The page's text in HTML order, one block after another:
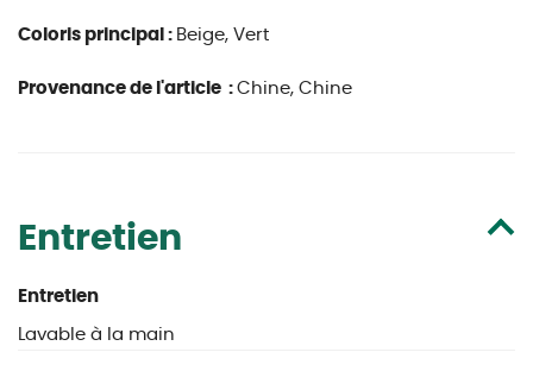
Coloris principal : Beige, Vert
Provenance de l'article : Chine, Chine
Entretien
Entretien
Lavable à la main